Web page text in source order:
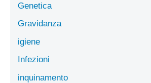
Genetica
Gravidanza
igiene
Infezioni
inquinamento